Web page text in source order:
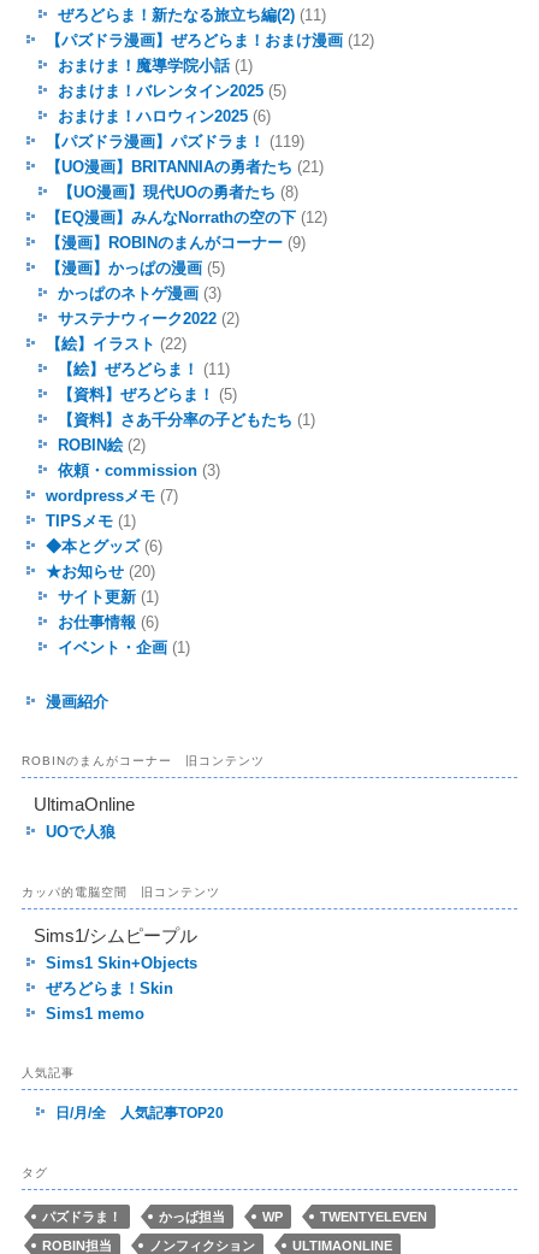
ぜろどらま！新たなる旅立ち編(2)(11)
【パズドラ漫画】ぜろどらま！おまけ漫画(12)
おまけま！魔導学院小話(1)
おまけま！バレンタイン2025(5)
おまけま！ハロウィン2025(6)
【パズドラ漫画】パズドラま！
(119)
【UO漫画】BRITANNIAの勇者たち (21)
【UO漫画】現代UOの勇者たち (8)
【EQ漫画】みんなNorrathの空の下(12)
【漫画】ROBINのまんがコーナー(9)
【漫画】かっぱの漫画(5)
かっぱのネトゲ漫画(3)
サステナウィーク2022(2)
【絵】イラスト (22)
【絵】ぜろどらま！
(11)
【資料】ぜろどらま！
(5)
【資料】さあ千分率の子どもたち (1)
ROBIN絵(2)
依頼・commission(3)
wordpressメモ(7)
TIPSメモ(1)
◆本とグッズ(6)
★お知らせ(20)
サイト更新(1)
お仕事情報 (6)
イベント・企画(1)
漫画紹介
ROBINのまんがコーナー 旧コンテンツ
UltimaOnline
UOで人狼
カッパ的電脳空間 旧コンテンツ
Sims1/シムピープル
Sims1 Skin+Objects
ぜろどらま！Skin
Sims1 memo
人気記事
日/月/全 人気記事TOP20
タグ
パズドラま！ かっぱ担当 WP
TWENTYELEVEN
ROBIN担当
ノンフィクション ULTIMAONLINE